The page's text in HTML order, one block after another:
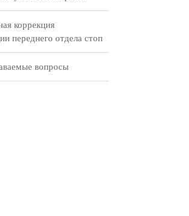
коррекция
переднего отдела стоп
вопросы